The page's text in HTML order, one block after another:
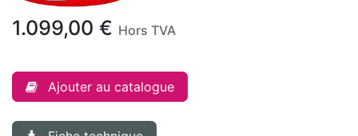
1.099,00 € Hors TVA
Ajouter au catalogue